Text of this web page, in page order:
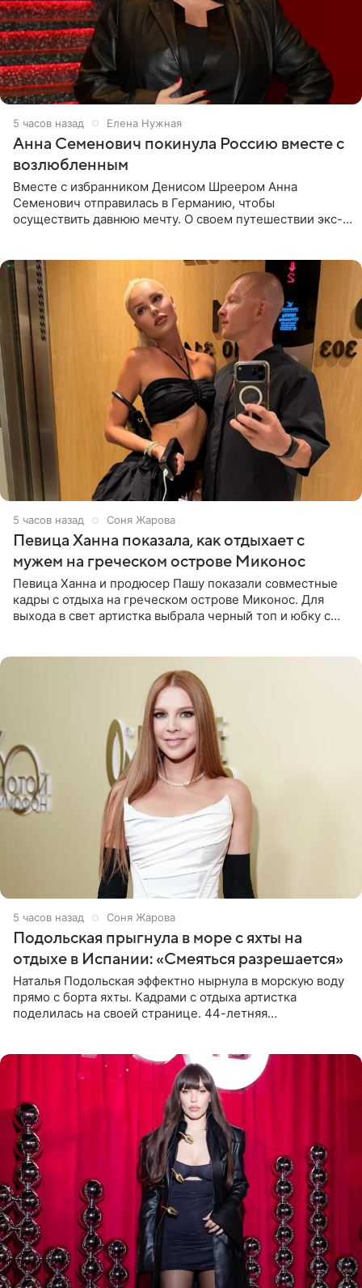
5 часов назад Елена Нужная
Анна Семенович покинула Россию вместе с
возлюбленным
Вместе с избранником Денисом Шреером Анна
Семенович отправилась в Германию, чтобы
осуществить давнюю мечту. О своем путешествии экс-
5 часов назад Соня Жарова
Певица Ханна показала, как отдыхает с
мужем на греческом острове Миконос
Певица Ханна и продюсер Пашу показали совместные
кадры с отдыха на греческом острове Миконос. Для
выхода в свет артистка выбрала черный топ и юбку с
5 часов назад Соня Жарова
Подольская прыгнула в море с яхты на
отдыхе в Испании: «Смеяться разрешается»
Наталья Подольская эффектно нырнула в морскую воду
прямо с борта яхты. Кадрами с отдыха артистка
поделилась на своей странице. 44-летняя